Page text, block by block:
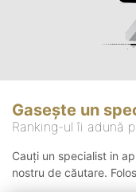
Gasește un
Ranking-ul îi adună
Cauți un specialist in
nostru de căutare.